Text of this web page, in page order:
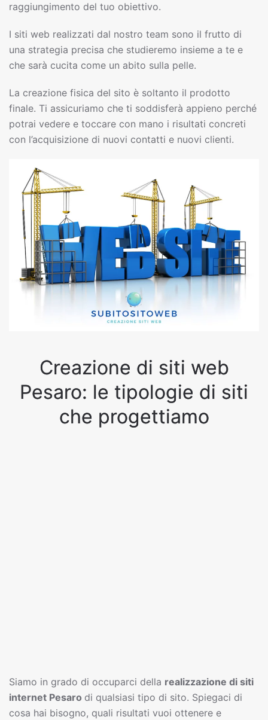
raggiungimento del tuo obiettivo.
I siti web realizzati dal nostro team sono il frutto di
una strategia precisa che studieremo insieme a te e
che sarà cucita come un abito sulla pelle.
La creazione fisica del sito è soltanto il prodotto
finale. Ti assicuriamo che ti soddisferà appieno perché
potrai vedere e toccare con mano i risultati concreti
con l’acquisizione di nuovi contatti e nuovi clienti.
Creazione di siti web
Pesaro: le tipologie di siti
che progettiamo
Siamo in grado di occuparci della realizzazione di siti
internet Pesaro di qualsiasi tipo di sito. Spiegaci di
cosa hai bisogno, quali risultati vuoi ottenere e